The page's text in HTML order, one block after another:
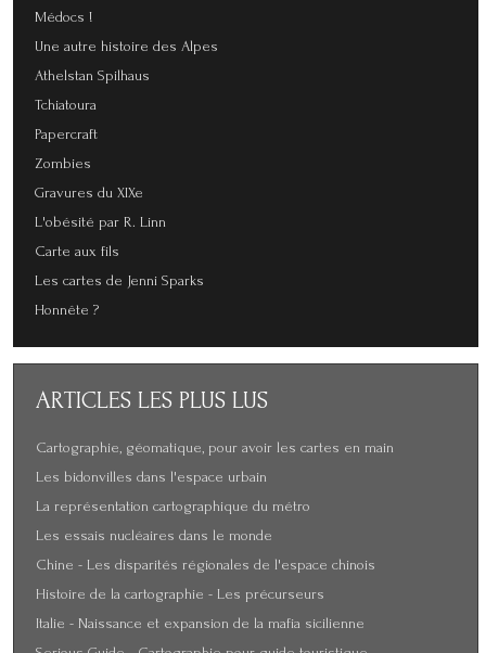
Médocs !
Une autre histoire des Alpes
Athelstan Spilhaus
Tchiatoura
Papercraft
Zombies
Gravures du XIXe
L'obésité par R. Linn
Carte aux fils
Les cartes de Jenni Sparks
Honnête ?
ARTICLES LES PLUS LUS
Cartographie, géomatique, pour avoir les cartes en main
Les bidonvilles dans l'espace urbain
La représentation cartographique du métro
Les essais nucléaires dans le monde
Chine - Les disparités régionales de l'espace chinois
Histoire de la cartographie - Les précurseurs
Italie - Naissance et expansion de la mafia sicilienne